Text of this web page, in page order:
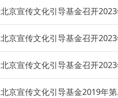
北京宣传文化引导基金召开
北京宣传文化引导基金召开
北京宣传文化引导基金召开
北京宣传文化引导基金2019年